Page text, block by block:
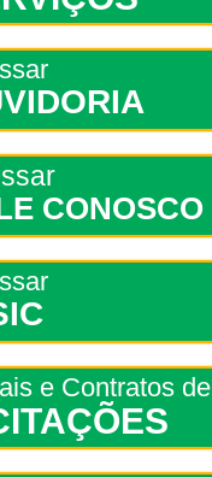
CONOSCO
e Contratos de